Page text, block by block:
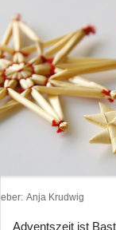
Anja Krudwig
Adventszeit ist